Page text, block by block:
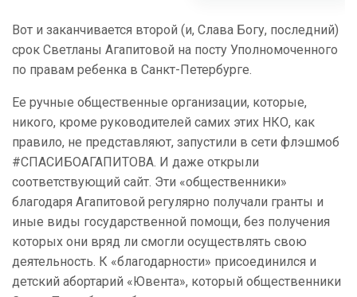
Вот и заканчивается второй (и, Слава Богу, последний)
срок Светланы Агапитовой на посту Уполномоченного
по правам ребенка в Санкт-Петербурге.
Ее ручные общественные организации, которые,
никого, кроме руководителей самих этих НКО, как
правило, не представляют, запустили в сети флэшмоб
#СПАСИБОАГАПИТОВА. И даже открыли
соответствующий сайт. Эти «общественники»
благодаря Агапитовой регулярно получали гранты и
иные виды государственной помощи, без получения
которых они вряд ли смогли осуществлять свою
деятельность. К «благодарности» присоединился и
детский абортарий «Ювента», который общественники